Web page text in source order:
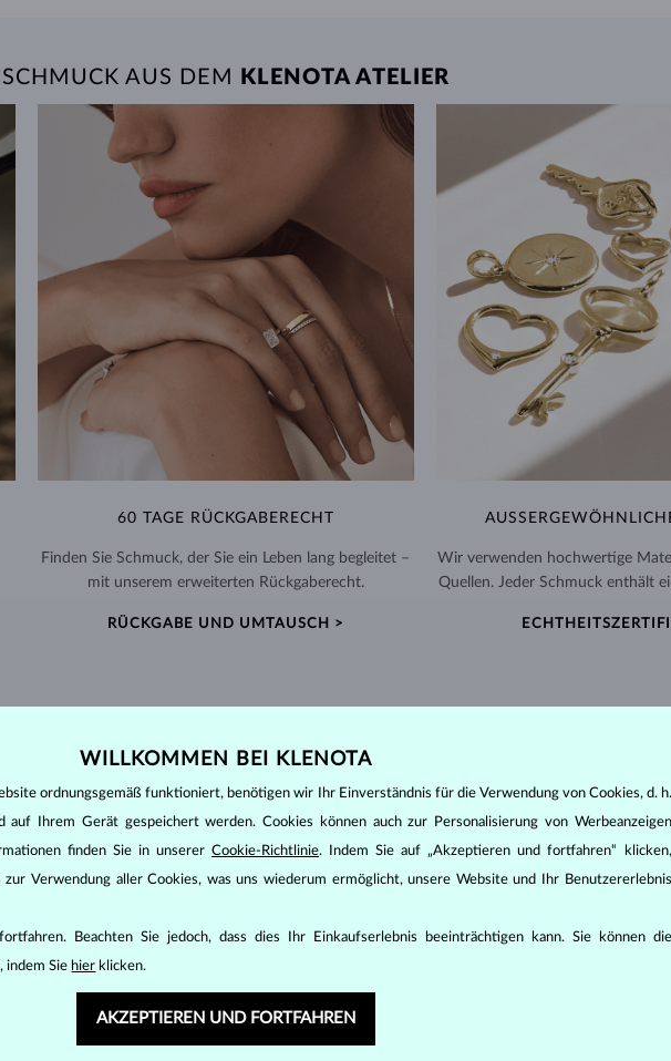
SCHMUCK AUS DEM KLENOTA ATELIER
60 TAGE RÜCKGABERECHT
Finden Sie Schmuck, der Sie ein Leben lang begleitet –
mit unserem erweiterten Rückgaberecht.
RÜCKGABE UND UMTAUSCH >
Wir verwenden hochwertige
Quellen. Jeder Schmuck enthält
DIAMANT SCHMUCK
zunächst die grundsätzlichen Parameter bewertet - die sogenannten 4Cs (cut), Reinheit
Einfluss auf den Preis eines Diamanten.
strahlenden Glanz. Der beliebteste Schliff ein Rundschliff, der Brillantschliff . Es gibt
werden kann, z.B. Marquise, Baguette, Herz, Tropfen, Oval oder Princess (ein drei-
“Einschlüsse” oder innerer Unreinheiten eines Diamanten bestimmen seine Reinheit:
– Diamanten mit sehr kleinen Einschlüssen,
WILLKOMMEN BEI KLENOTA
ordnungsgemäß funktioniert, benötigen wir Ihr Einverständnis für die Verwendung von Cookies, d. h.
auf Ihrem Gerät gespeichert werden. Cookies können auch zur Personalisierung von Werbeanzeigen
finden Sie in unsererCookie-Richtlinie. Indem Sie auf „Akzeptieren und fortfahren“ klicken,
Verwendung aller Cookies, was uns wiederum ermöglicht, unsere Website und Ihr Benutzererlebnis
Beachten Sie jedoch, dass dies Ihr Einkaufserlebnis beeinträchtigen kann. Sie können die
indem Sie hier klicken.
AKZEPTIEREN UND FORTFAHREN